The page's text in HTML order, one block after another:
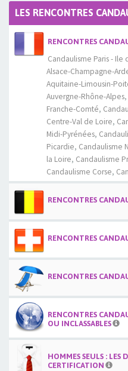
LES RENCONTRES
RENCONTRES
Candaulisme Paris - Ile
Alsace-Champagne-
Aquitaine-Limousin-
Auvergne-Rhône-Alpes,
Franche-Comté,
Centre-Val de Loire,
Midi-Pyrénées,
Picardie, Candaulisme
la Loire, Candaulisme
Candaulisme Corse,
RENCONTRES
RENCONTRES
RENCONTRES
RENCONTRES
OU INCLASSABLES
HOMMES SEULS : LES
CERTIFICATION